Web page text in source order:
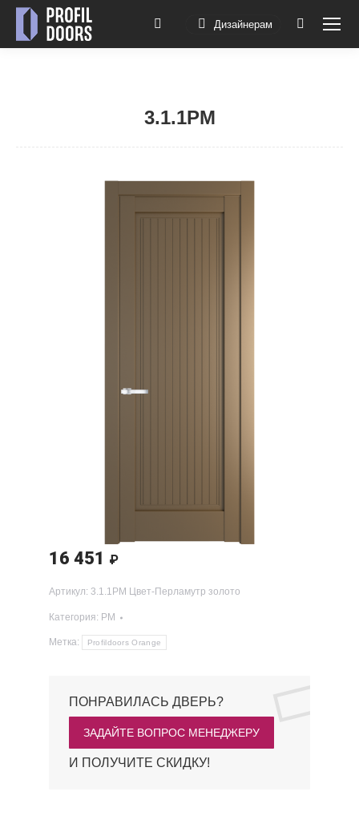
Дизайнерам Поиск:
3.1.1PM
16 451 ₽
Артикул: 3.1.1PM Цвет-Перламутр золото
Категория: PM
Метка: Profildoors Orange
ПОНРАВИЛАСЬ ДВЕРЬ?
ЗАДАЙТЕ ВОПРОС МЕНЕДЖЕРУ
И ПОЛУЧИТЕ СКИДКУ!